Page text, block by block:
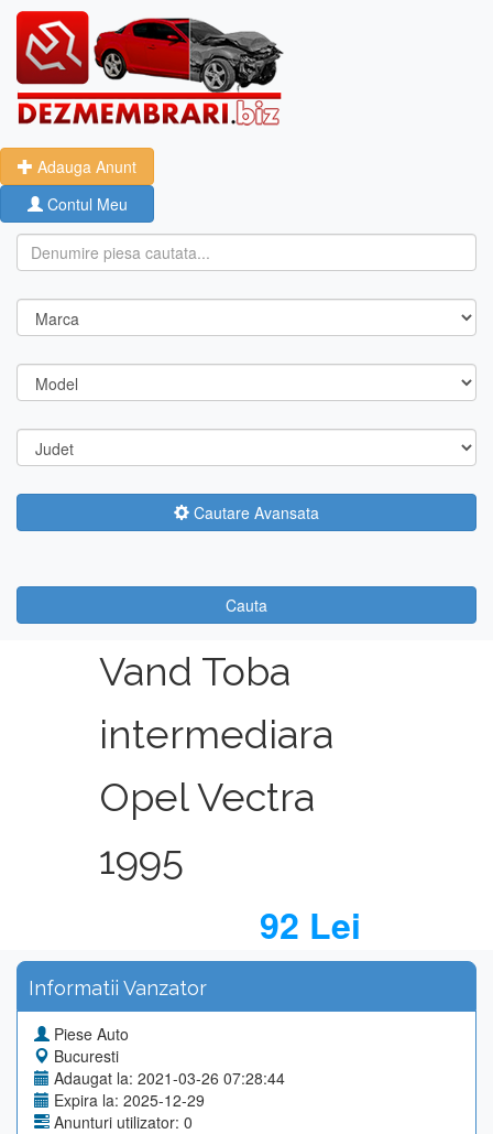
Adauga Anunt
Contul Meu
Cautare Avansata
Cauta
Vand Toba
intermediara
Opel Vectra
1995
92 Lei
Informatii Vanzator
Piese Auto
Bucuresti
Adaugat la: 2021-03-26 07:28:44
Expira la: 2025-12-29
Anunturi utilizator: 0